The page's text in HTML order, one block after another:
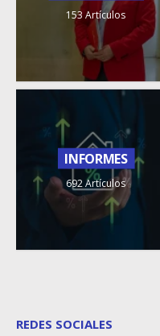
153 Artículos
INFORMES
692 Artículos
REDES SOCIALES